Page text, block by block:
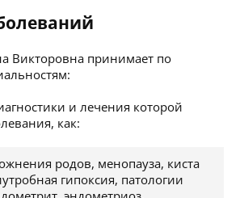
Викторовна принимает по
и лечения которой
как:
родов, менопауза, киста
гипоксия, патологии